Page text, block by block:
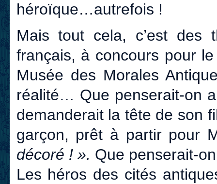
héroïque…autrefois !
Mais tout cela, c’est des
français, à concours pour
Musée des Morales
réalité… Que penserait-on
demanderait la tête de son
garçon, prêt à partir pour
décoré ! ». Que penserait-
Les héros des cités